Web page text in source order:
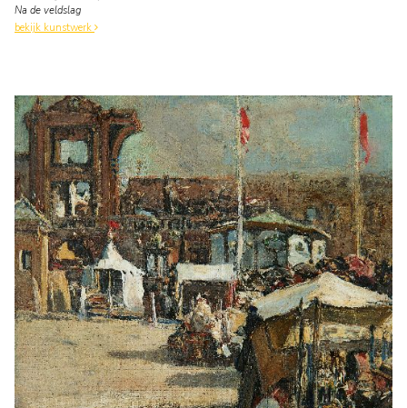
Na de veldslag
bekijk kunstwerk